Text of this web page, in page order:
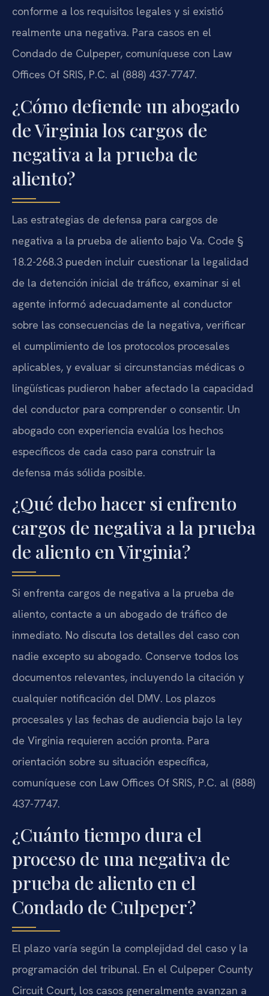
conforme a los requisitos legales y si existió
realmente una negativa. Para casos en el
Condado de Culpeper, comuníquese con Law
Offices Of SRIS, P.C. al (888) 437-7747.
¿Cómo defiende un abogado
de Virginia los cargos de
negativa a la prueba de
aliento?
Las estrategias de defensa para cargos de
negativa a la prueba de aliento bajo Va. Code §
18.2-268.3 pueden incluir cuestionar la legalidad
de la detención inicial de tráfico, examinar si el
agente informó adecuadamente al conductor
sobre las consecuencias de la negativa, verificar
el cumplimiento de los protocolos procesales
aplicables, y evaluar si circunstancias médicas o
lingüísticas pudieron haber afectado la capacidad
del conductor para comprender o consentir. Un
abogado con experiencia evalúa los hechos
específicos de cada caso para construir la
defensa más sólida posible.
¿Qué debo hacer si enfrento
cargos de negativa a la prueba
de aliento en Virginia?
Si enfrenta cargos de negativa a la prueba de
aliento, contacte a un abogado de tráfico de
inmediato. No discuta los detalles del caso con
nadie excepto su abogado. Conserve todos los
documentos relevantes, incluyendo la citación y
cualquier notificación del DMV. Los plazos
procesales y las fechas de audiencia bajo la ley
de Virginia requieren acción pronta. Para
orientación sobre su situación específica,
comuníquese con Law Offices Of SRIS, P.C. al (888)
437-7747.
¿Cuánto tiempo dura el
proceso de una negativa de
prueba de aliento en el
Condado de Culpeper?
El plazo varía según la complejidad del caso y la
programación del tribunal. En el Culpeper County
Circuit Court, los casos generalmente avanzan a